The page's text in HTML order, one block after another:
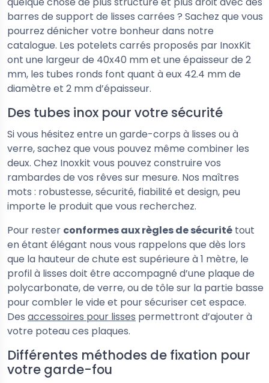
barres de support de lisses carrées ? Sachez que vous
pourrez dénicher votre bonheur dans notre
catalogue. Les potelets carrés proposés par InoxKit
ont une largeur de 40x40 mm et une épaisseur de 2
mm, les tubes ronds font quant à eux 42.4 mm de
diamètre et 2 mm d’épaisseur.
Des tubes inox pour votre sécurité
Si vous hésitez entre un garde-corps à lisses ou à
verre, sachez que vous pouvez même combiner les
deux. Chez Inoxkit vous pouvez construire vos
rambardes de vos rêves sur mesure. Nos maîtres
mots : robustesse, sécurité, fiabilité et design, peu
importe le produit que vous recherchez.
Pour rester conformes aux règles de sécurité tout
en étant élégant nous vous rappelons que dès lors
que la hauteur de chute est supérieure à 1 mètre, le
profil à lisses doit être accompagné d’une plaque de
polycarbonate, de verre, ou de tôle sur la partie basse
pour combler le vide et pour sécuriser cet espace.
Des accessoires pour lisses permettront d’ajouter à
votre poteau ces plaques.
Différentes méthodes de fixation pour
votre garde-fou